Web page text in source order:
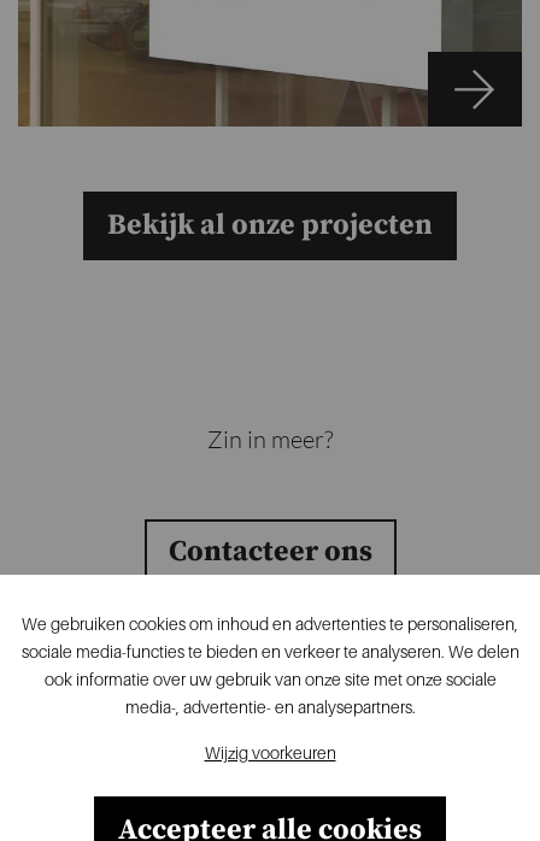
Bekijk al onze projecten
Zin in meer?
Contacteer ons
Altera, De Hoorn, Sluisstraat 79, 3000 Leuven, T.
Disclaimer
We gebruiken cookies om inhoud en advertenties te personaliseren,
sociale media-functies te bieden en verkeer te analyseren. We delen
ook informatie over uw gebruik van onze site met onze sociale
media-, advertentie- en analysepartners.
Wijzig voorkeuren
Accepteer alle cookies